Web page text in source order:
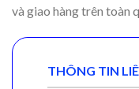
và giao hàng trên toàn
THÔNG TIN